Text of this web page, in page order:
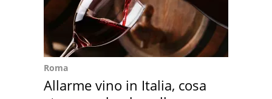
Roma
Allarme vino in Italia, cosa